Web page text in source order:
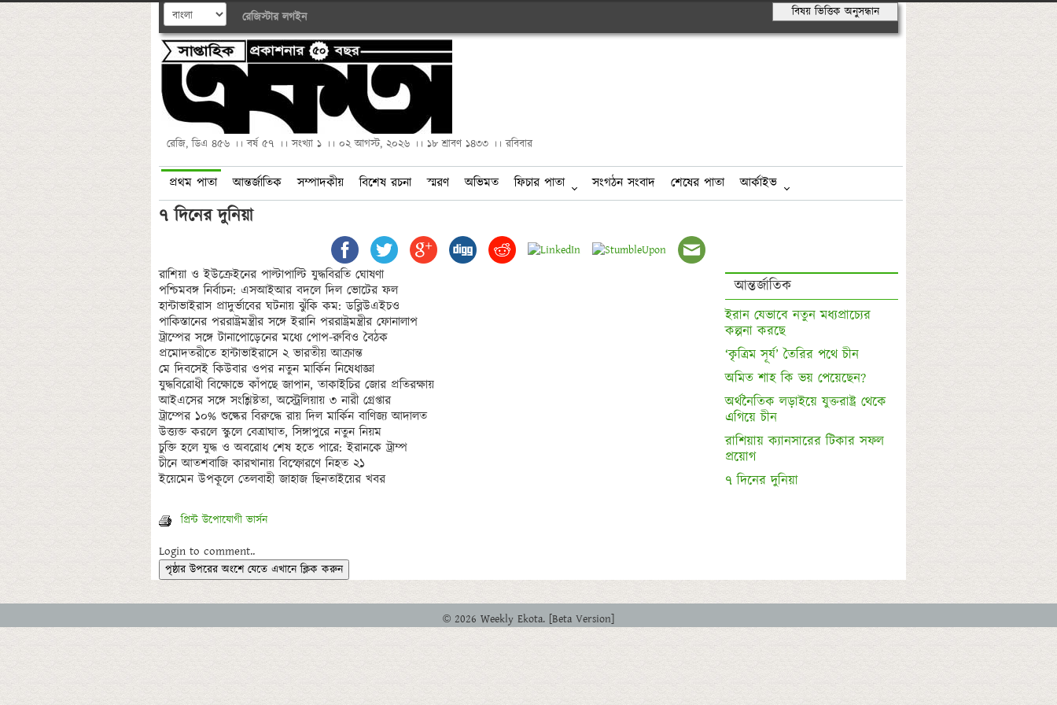
রেজিস্টার লগইন বিষয় ভিত্তিক অনুসন্ধান
রেজি, ডিএ ৪৫৬ ।। বর্ষ ৫৭ ।। সংখ্যা ১ ।। ০২ আগস্ট, ২০২৬ ।। ১৮ শ্রাবণ ১৪৩৩ ।। রবিবার
প্রথম পাতা আন্তর্জাতিক সম্পাদকীয় বিশেষ রচনা স্মরণ অভিমত ফিচার পাতা সংগঠন সংবাদ শেষের পাতা আর্কাইভ
৭ দিনের দুনিয়া
রাশিয়া ও ইউক্রেইনের পাল্টাপাল্টি যুদ্ধবিরতি ঘোষণা
পশ্চিমবঙ্গ নির্বাচন: এসআইআর বদলে দিল ভোটের ফল
হান্টাভাইরাস প্রাদুর্ভাবের ঘটনায় ঝুঁকি কম: ডব্লিউএইচও
পাকিস্তানের পররাষ্ট্রমন্ত্রীর সঙ্গে ইরানি পররাষ্ট্রমন্ত্রীর ফোনালাপ
ট্রাম্পের সঙ্গে টানাপোড়েনের মধ্যে পোপ-রুবিও বৈঠক
প্রমোদতরীতে হান্টাভাইরাসে ২ ভারতীয় আক্রান্ত
মে দিবসেই কিউবার ওপর নতুন মার্কিন নিষেধাজ্ঞা
যুদ্ধবিরোধী বিক্ষোভে কাঁপছে জাপান, তাকাইচির জোর প্রতিরক্ষায়
আইএসের সঙ্গে সংশ্লিষ্টতা, অস্ট্রেলিয়ায় ৩ নারী গ্রেপ্তার
ট্রাম্পের ১০% শুল্কের বিরুদ্ধে রায় দিল মার্কিন বাণিজ্য আদালত
উত্ত্যক্ত করলে স্কুলে বেত্রাঘাত, সিঙ্গাপুরে নতুন নিয়ম
চুক্তি হলে যুদ্ধ ও অবরোধ শেষ হতে পারে: ইরানকে ট্রাম্প
চীনে আতশবাজি কারখানায় বিস্ফোরণে নিহত ২১
আন্তর্জাতিক
ইরান যেভাবে নতুন মধ্যপ্রাচ্যের
কল্পনা করছে
‘কৃত্রিম সূর্য’ তৈরির পথে চীন
অমিত শাহ কি ভয় পেয়েছেন?
অর্থনৈতিক লড়াইয়ে যুক্তরাষ্ট্র থেকে
এগিয়ে চীন
রাশিয়ায় ক্যানসারের টিকার সফল
প্রয়োগ
৭ দিনের দুনিয়া
প্রিন্ট উপোযোগী ভার্সন
Login to comment..
পৃষ্ঠার উপরের অংশে যেতে এখানে ক্লিক করুন
© 2026 Weekly Ekota. [Beta Version]